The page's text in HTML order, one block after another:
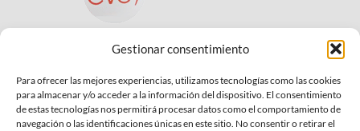
Gestionar consentimiento
Para ofrecer las mejores experiencias, utilizamos tecnologías como las cookies
para almacenar y/o acceder a la información del dispositivo. El consentimiento
de estas tecnologías nos permitirá procesar datos como el comportamiento de
navegación o las identificaciones únicas en este sitio. No consentir o retirar el
Conde Orgaz - Hortaleza
(+34) 917 599 084
consulta@psicologoinfantil.es